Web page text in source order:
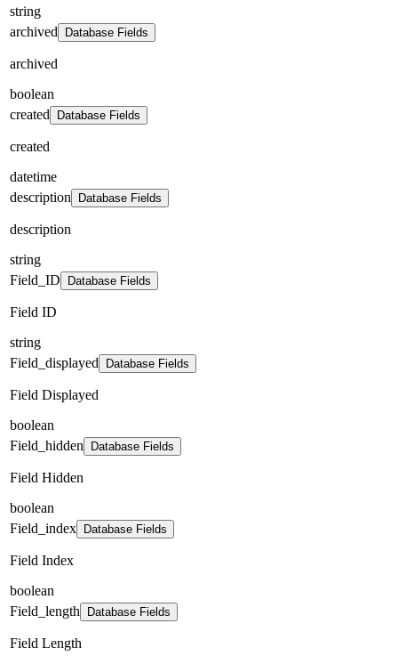
string
archived
Database Fields
archived
boolean
created
Database Fields
created
datetime
description
Database Fields
description
string
Field_ID
Database Fields
Field ID
string
Field_displayed
Database Fields
Field Displayed
boolean
Field_hidden
Database Fields
Field Hidden
boolean
Field_index
Database Fields
Field Index
boolean
Field_length
Database Fields
Field Length